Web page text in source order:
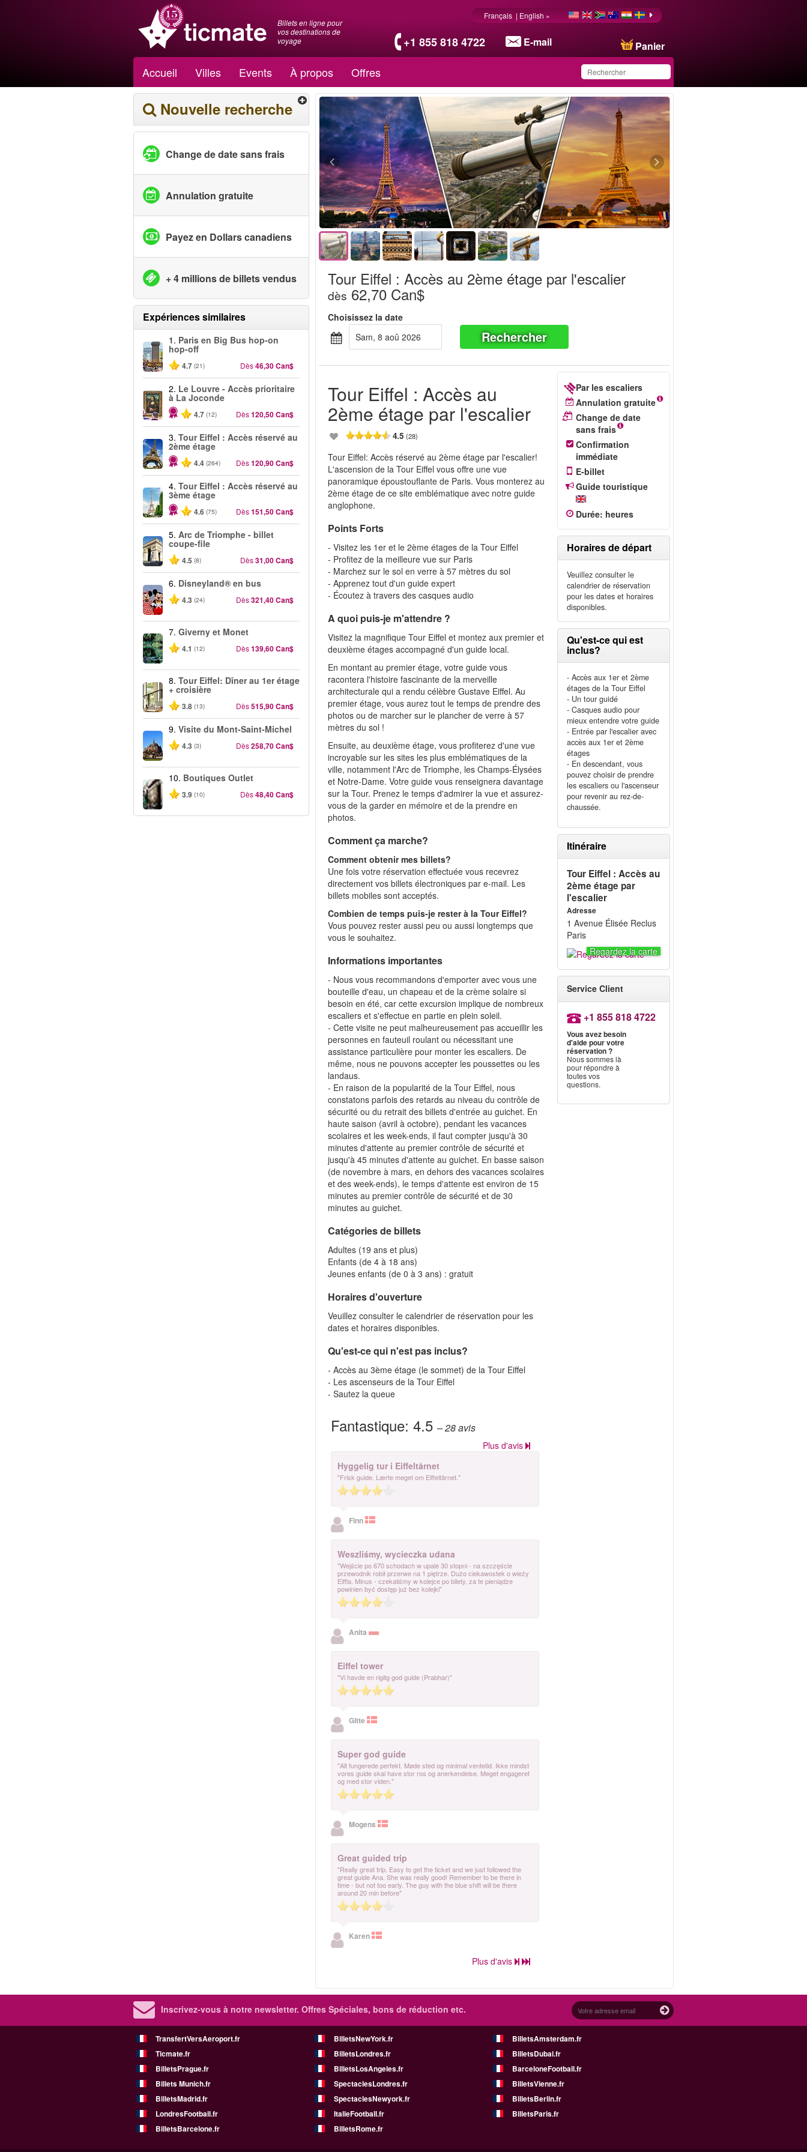
Billets en ligne pour
vos destinations de
voyage
+1 855 818 4722 E-mail Panier
Français | English »
Accueil Villes Events À propos Offres
Ce produit a été
sauvegardé dans votre
liste.
Nouvelle recherche
Change de date sans frais
Annulation gratuite
Payez en Dollars canadiens
+ 4 millions de billets vendus
Expériences similaires
1. Paris en Big Bus hop-on
hop-off
4.7 (21) Dès46,30 Can$
2. Le Louvre - Accès prioritaire
à La Joconde
4.7 (12) Dès120,50 Can$
3. Tour Eiffel : Accès réservé au
2ème étage
4.4 (264) Dès120,90 Can$
4. Tour Eiffel : Accès réservé au
3ème étage
4.6 (75) Dès151,50 Can$
5. Arc de Triomphe - billet
coupe-file
4.5 (8) Dès31,00 Can$
6. Disneyland® en bus
4.3 (24) Dès321,40 Can$
7. Giverny et Monet
4.1 (12) Dès139,60 Can$
8. Tour Eiffel: Dîner au 1er étage
+ croisière
3.8 (13) Dès515,90 Can$
9. Visite du Mont-Saint-Michel
4.3 (3) Dès258,70 Can$
10. Boutiques Outlet
3.9 (10) Dès48,40 Can$
Tour Eiffel : Accès au 2ème étage par l'escalier
dès 62,70 Can$
Choisissez la date
sam, 8 aoû 2026
Rechercher
Tour Eiffel : Accès au
2ème étage par l'escalier
4.5(28)
Tour Eiffel: Accès réservé au 2ème étage par l'escalier!
L'ascension de la Tour Eiffel vous offre une vue
panoramique époustouflante de Paris. Vous monterez au
2ème étage de ce site emblématique avec notre guide
anglophone.
Points Forts
- Visitez les 1er et le 2ème étages de la Tour Eiffel
- Profitez de la meilleure vue sur Paris
- Marchez sur le sol en verre à 57 mètres du sol
- Apprenez tout d'un guide expert
- Écoutez à travers des casques audio
A quoi puis-je m'attendre ?
Visitez la magnifique Tour Eiffel et montez aux premier et
deuxième étages accompagné d'un guide local.
En montant au premier étage, votre guide vous
racontera l'histoire fascinante de la merveille
architecturale qui a rendu célèbre Gustave Eiffel. Au
premier étage, vous aurez tout le temps de prendre des
photos ou de marcher sur le plancher de verre à 57
mètres du sol !
Ensuite, au deuxième étage, vous profiterez d'une vue
incroyable sur les sites les plus emblématiques de la
ville, notamment l'Arc de Triomphe, les Champs-Élysées
et Notre-Dame. Votre guide vous renseignera davantage
sur la Tour. Prenez le temps d'admirer la vue et assurez-
vous de la garder en mémoire et de la prendre en
photos.
Comment ça marche?
Comment obtenir mes billets?
Une fois votre réservation effectuée vous recevrez
directement vos billets électroniques par e-mail. Les
billets mobiles sont acceptés.
Combien de temps puis-je rester à la Tour Eiffel?
Vous pouvez rester aussi peu ou aussi longtemps que
vous le souhaitez.
Informations importantes
- Nous vous recommandons d'emporter avec vous une
bouteille d'eau, un chapeau et de la crème solaire si
besoin en été, car cette excursion implique de nombreux
escaliers et s'effectue en partie en plein soleil.
- Cette visite ne peut malheureusement pas accueillir les
personnes en fauteuil roulant ou nécessitant une
assistance particulière pour monter les escaliers. De
même, nous ne pouvons accepter les poussettes ou les
landaus.
- En raison de la popularité de la Tour Eiffel, nous
constatons parfois des retards au niveau du contrôle de
sécurité ou du retrait des billets d'entrée au guichet. En
haute saison (avril à octobre), pendant les vacances
scolaires et les week-ends, il faut compter jusqu'à 30
minutes d'attente au premier contrôle de sécurité et
jusqu'à 45 minutes d'attente au guichet. En basse saison
(de novembre à mars, en dehors des vacances scolaires
et des week-ends), le temps d'attente est environ de 15
minutes au premier contrôle de sécurité et de 30
minutes au guichet.
Catégories de billets
Adultes (19 ans et plus)
Enfants (de 4 à 18 ans)
Jeunes enfants (de 0 à 3 ans) : gratuit
Horaires d'ouverture
Veuillez consulter le calendrier de réservation pour les
dates et horaires disponibles.
Qu'est-ce qui n'est pas inclus?
- Accès au 3ème étage (le sommet) de la Tour Eiffel
- Les ascenseurs de la Tour Eiffel
- Sautez la queue
Fantastique:4.5– 28avis
Plus d'avis
Hyggelig tur i Eiffeltårnet
"Frisk guide. Lærte meget om Eiffeltårnet."
Finn
Weszliśmy, wycieczka udana
"Wejście po 670 schodach w upale 30 stopni - na szczęście
przewodnik robił przerwe na 1 piętrze. Dużo ciekawostek o wieży
Eiffla. Minus - czekaliśmy w kolejce po bilety, za te pieniądze
powinien być dostęp już bez kolejki"
Anita
Eiffel tower
"Vi havde en rigitg god guide (Prabhar)"
Gitte
Super god guide
"Alt fungerede perfekt. Møde sted og minimal ventetid. Ikke mindst
vores guide skal have stor ros og anerkendelse. Meget engageret
og med stor viden."
Mogens
Great guided trip
"Really great trip. Easy to get the ticket and we just followed the
great guide Ana. She was really good! Remember to be there in
time - but not too early. The guy with the blue shift will be there
around 20 min before"
Karen
Plus d'avis
Par les escaliers
Annulation gratuite
Change de date
sans frais
Confirmation
immédiate
E-billet
Guide touristique
Durée: heures
Horaires de départ
Veuillez consulter le
calendrier de réservation
pour les dates et horaires
disponibles.
Qu'est-ce qui est
inclus?
- Accès aux 1er et 2ème
étages de la Tour Eiffel
- Un tour guidé
- Casques audio pour
mieux entendre votre guide
- Entrée par l'escalier avec
accès aux 1er et 2ème
étages
- En descendant, vous
pouvez choisir de prendre
les escaliers ou l'ascenseur
pour revenir au rez-de-
chaussée.
Itinéraire
Tour Eiffel : Accès au
2ème étage par
l'escalier
Adresse
1 Avenue Élisée Reclus
Paris
Regardez la carte
Service Client
+1 855 818 4722
Vous avez besoin
d'aide pour votre
réservation ?
Nous sommes là
pour répondre à
toutes vos
questions.
Inscrivez-vous à notre newsletter. Offres Spéciales, bons de réduction etc.
TransfertVersAeroport.fr BilletsNewYork.fr
BilletsAmsterdam.fr
Ticmate.fr
BilletsLondres.fr
BilletsDubai.fr
BilletsPrague.fr
BilletsLosAngeles.fr
BarceloneFootball.fr
Billets Munich.fr
SpectaclesLondres.fr
BilletsVienne.fr
BilletsMadrid.fr
SpectaclesNewyork.fr
BilletsBerlin.fr
LondresFootball.fr
ItalieFootball.fr
BilletsParis.fr
BilletsBarcelone.fr
BilletsRome.fr